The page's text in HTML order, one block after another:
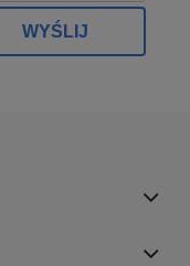
WYŚLIJ